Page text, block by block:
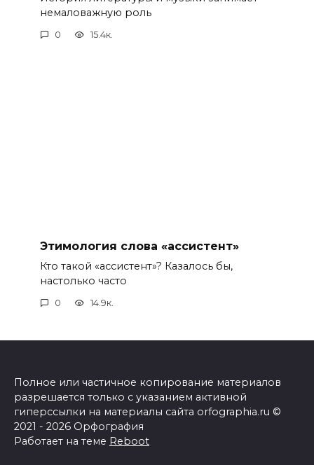
немаловажную роль
0 15.4к.
Этимология слова «ассистент»
Кто такой «ассистент»? Казалось бы,
настолько часто
0 14.9к.
Полное или частичное копирование материалов
разрешается только с указанием активной
гиперссылки на материалы сайта orfographia.ru ©
2021 - 2026 Орфография
Работает на теме Reboot